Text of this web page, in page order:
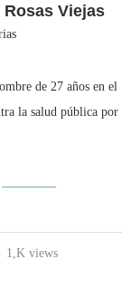
Rosas Viejas
de 27 años en el
la salud pública por
1,K views